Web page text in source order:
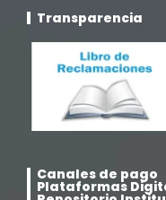
Noticias
Posgrado
Psicología
Transparencia
Canales de pago
Plataformas